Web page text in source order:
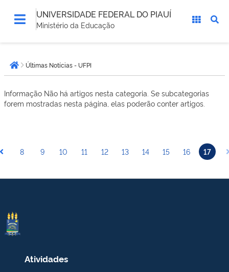
UNIVERSIDADE FEDERAL DO PIAUÍ
Ministério da Educação
está
aqui:Página inicial
Últimas Notícias - UFPI
Informação Não há artigos nesta categoria. Se subcategorias
forem mostradas nesta página, elas poderão conter artigos.
8 9 10 11 12 13 14 15 16 17
Atividades